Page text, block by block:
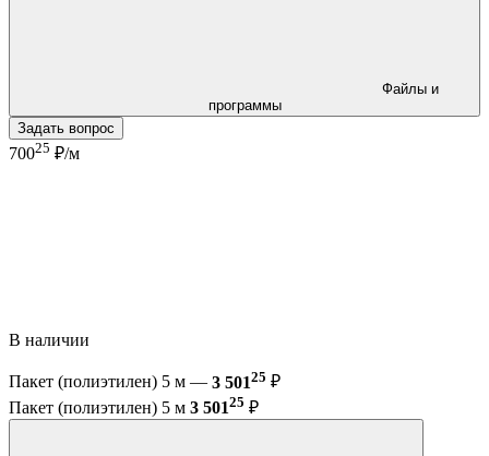
программы
Задать вопрос
70025 ₽/м
В наличии
Пакет (полиэтилен) 5 м — 3 50125 ₽
Пакет (полиэтилен) 5 м 3 50125 ₽